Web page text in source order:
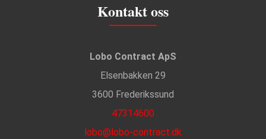
Kontakt oss
Lobo Contract ApS
Elsenbakken 29
3600 Frederikssund
47314600
lobo@lobo-contract.dk